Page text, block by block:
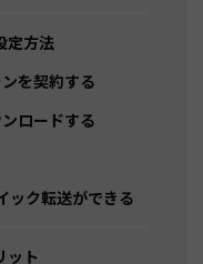
定方法
を契約する
ロードする
ック転送ができる
ット